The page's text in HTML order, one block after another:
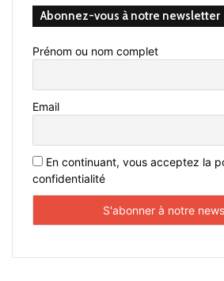
Abonnez-vous à notre newsletter
Prénom ou nom complet
Email
En continuant, vous acceptez la
confidentialité